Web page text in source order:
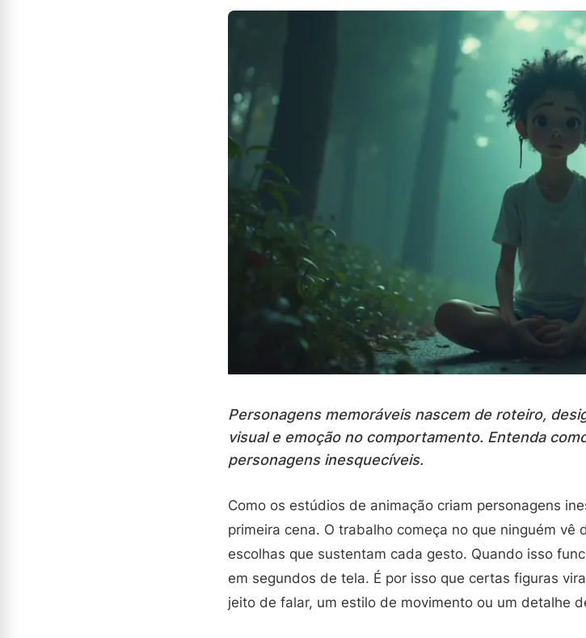
Personagens memoráveis nascem de roteiro,
visual e emoção no comportamento. Entenda
personagens inesquecíveis.
Como os estúdios de animação criam personagens
primeira cena. O trabalho começa no que ninguém vê
escolhas que sustentam cada gesto. Quando isso
em segundos de tela. É por isso que certas figuras
jeito de falar, um estilo de movimento ou um detalhe